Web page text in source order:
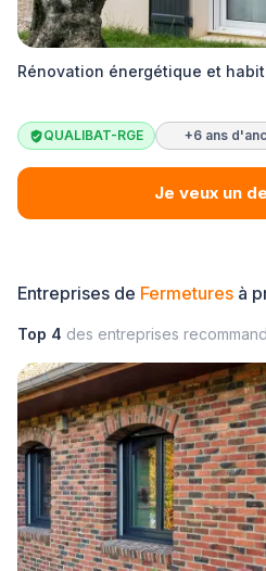
Rénovation énergétique et
QUALIBAT-RGE +6 ans
Je veux un
Entreprises de Fermetures à
Top 4 des entreprises